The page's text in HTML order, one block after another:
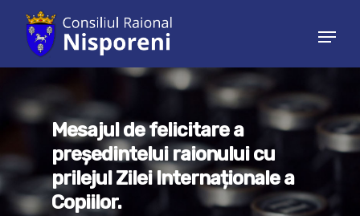
Hit enter to search or ESC to close
Mesajul de felicitare a
președintelui raionului cu
prilejul Zilei Internaționale a
Copiilor.